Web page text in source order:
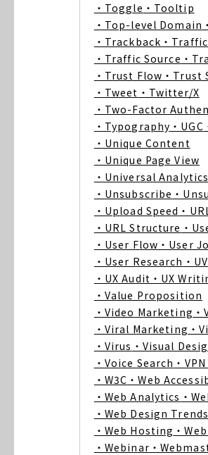
・Toggle ・Tooltip
・Top-level Domain
・Trackback ・Traffic
・Traffic Source ・
・Trust Flow ・Trust
・Tweet ・Twitter/X
・Two-Factor
・Typography ・UGC
・Unique Content
・Unique Page View
・Universal Analytics
・Unsubscribe ・
・Upload Speed ・
・URL Structure ・
・User Flow ・User
・User Research ・UV
・UX Audit ・UX
・Value Proposition
・Video Marketing
・Viral Marketing ・
・Virus ・Visual
・Voice Search ・VPN
・W3C ・Web
・Web Analytics ・
・Web Design Trends
・Web Hosting ・
・Webinar ・